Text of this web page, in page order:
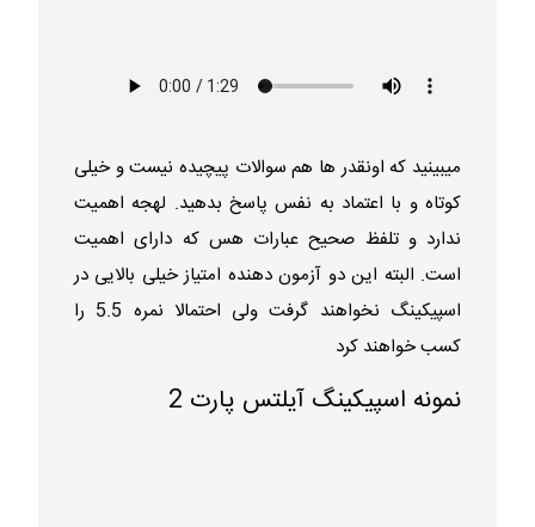
میبینید که اونقدر ها هم سوالات پیچیده نیست و خیلی
کوتاه و با اعتماد به نفس پاسخ بدهید. لهجه اهمیت
ندارد و تلفظ صحیح عبارات هس که دارای اهمیت
است. البته این دو آزمون دهنده امتیاز خیلی بالایی در
اسپیکینگ نخواهند گرفت ولی احتمالا نمره 5.5 را
کسب خواهند کرد
نمونه اسپیکینگ آیلتس پارت 2